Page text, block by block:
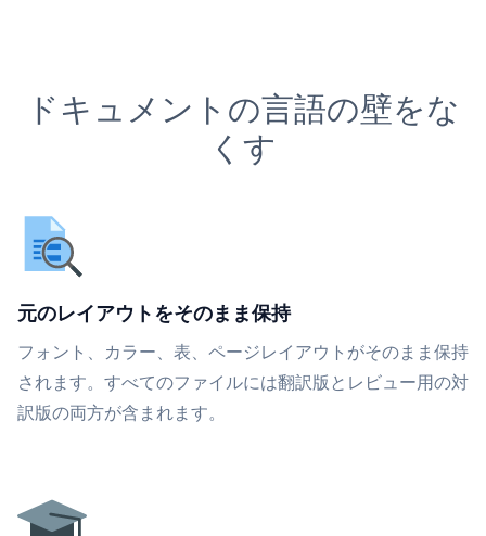
ドキュメントの言語の壁をな
くす
元のレイアウトをそのまま保持
フォント、カラー、表、ページレイアウトがそのまま保持
されます。すべてのファイルには翻訳版とレビュー用の対
訳版の両方が含まれます。